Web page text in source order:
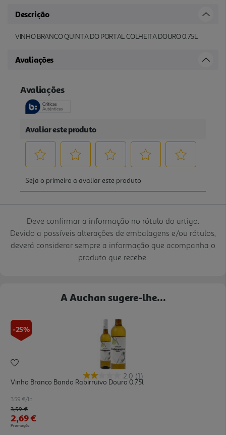
Descrição
VINHO BRANCO QUINTA DO PORTAL COLHEITA DOURO 0.75L
Avaliações
Deve confirmar a informação no rótulo do artigo.
Devido a possíveis alterações de embalagens e/ou rótulos,
deverá considerar sempre a informação que acompanha o
produto que recebe.
A Auchan sugere-lhe...
-25%
2.0 (1)
Vinho Branco Bando Rabirruivo Douro 0.75l
3.59 €/Lt
Price reduced from
3,59 €to
2,69 €
Promoção